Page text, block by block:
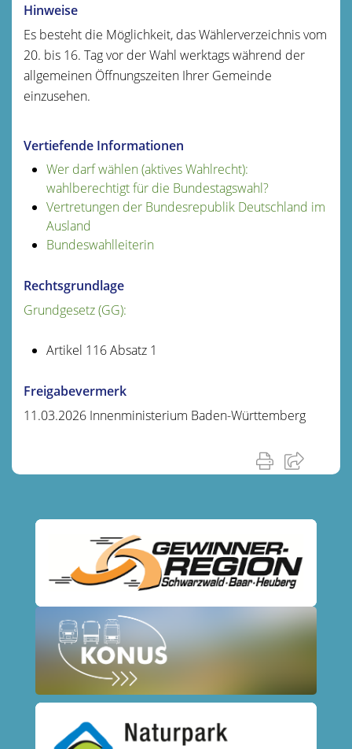
Hinweise
Es besteht die Möglichkeit, das Wählerverzeichnis vom
20. bis 16. Tag vor der Wahl werktags während der
allgemeinen Öffnungszeiten Ihrer Gemeinde
einzusehen.
Vertiefende Informationen
Wer darf wählen (aktives Wahlrecht):
wahlberechtigt für die Bundestagswahl?
Vertretungen der Bundesrepublik Deutschland im
Ausland
Bundeswahlleiterin
Rechtsgrundlage
Grundgesetz (GG):
Artikel 116 Absatz 1
Freigabevermerk
11.03.2026 Innenministerium Baden-Württemberg